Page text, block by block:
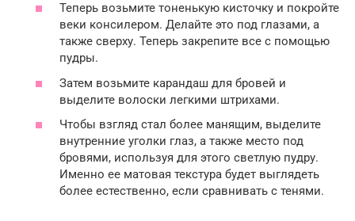
Теперь возьмите тоненькую кисточку и покройте
веки консилером. Делайте это под глазами, а
также сверху. Теперь закрепите все с помощью
пудры.
Затем возьмите карандаш для бровей и
выделите волоски легкими штрихами.
Чтобы взгляд стал более манящим, выделите
внутренние уголки глаз, а также место под
бровями, используя для этого светлую пудру.
Именно ее матовая текстура будет выглядеть
более естественно, если сравнивать с тенями.